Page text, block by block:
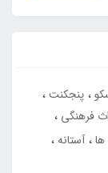
پنجکنت
فرهنگی
آستانه